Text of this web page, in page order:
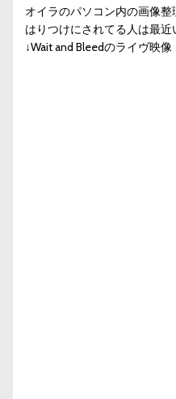
オイラのパソコン内の画像整
はりつけにされてる人は最近
↓Wait and Bleedのライヴ映像